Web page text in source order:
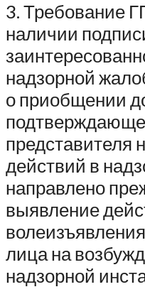
3. Требование
наличии
надзорной
о приобщении
представителя
действий в
направлено
выявление
лица на
надзорной